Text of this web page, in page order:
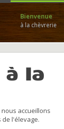
Bienvenue
à la chèvrerie
à la
accueillons
de l'élevage.